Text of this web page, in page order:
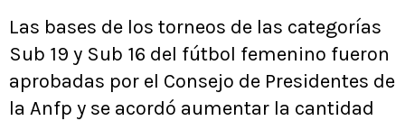
Las bases de los torneos de las categorías
Sub 19 y Sub 16 del fútbol femenino fueron
aprobadas por el Consejo de Presidentes de
la Anfp y se acordó aumentar la cantidad